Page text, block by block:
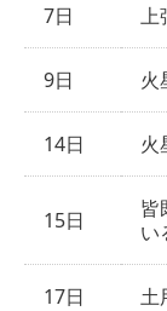
7日 上
9日 火
14日 火
15日
皆
い
17日 土